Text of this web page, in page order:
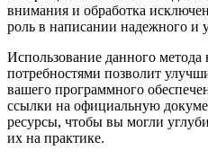
внимания и обработка
роль в написании надежного и
Использование данного
потребностями позволит
вашего программного
ссылки на официальную
ресурсы, чтобы вы могли
их на практике.